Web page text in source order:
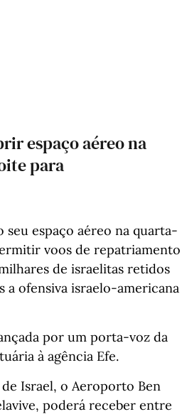
espaço aéreo na
para
seu espaço aéreo na quarta-
voos de repatriamento
de israelitas retidos
a ofensiva israelo-americana
por um porta-voz da
à agência Efe.
de Israel, o Aeroporto Ben
poderá receber entre